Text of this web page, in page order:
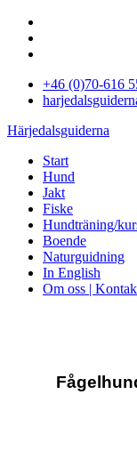
+46 (0)70-616
Härjedalsguiderna
Start
Hund
Jakt
Fiske
Hundträning/
Boende
Naturguidning
In English
Om oss |